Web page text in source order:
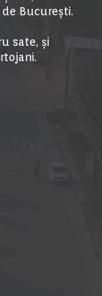
Bucureşti.
sate, și